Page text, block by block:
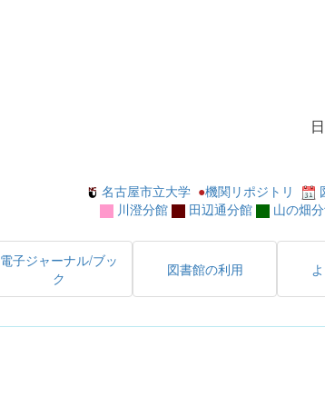
名古屋市立大学 ●機関リポジトリ
川澄分館
田辺通分館 山の畑
電子ジャーナル/ブッ
ク
図書館の利用